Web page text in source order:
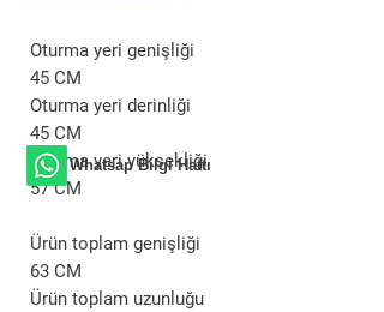
Oturma yeri genişliği
45 CM
Oturma yeri derinliği
45 CM
Oturma yeri yüksekliği
57 CM
Ürün toplam genişliği
63 CM
Ürün toplam uzunluğu
Whatsap Bilgi Hattı